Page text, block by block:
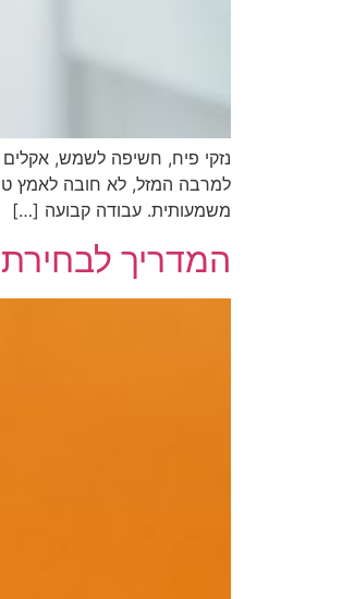
נזקי פיח, חשיפה לשמש, אקלים
למרבה המזל, לא חובה לאמץ
משמעותית. עבודה קבועה […]
המדריך לבחירת